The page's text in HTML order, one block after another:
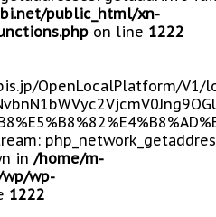
public_html/xn-
on line 1222
OpenLocalPlatform/V1/
in /home/m-
wp-
1222